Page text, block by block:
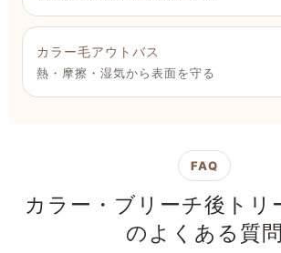
カラー毛アウトバス
熱・摩擦・湿気から表面を守る
FAQ
カラー・ブリーチ後トリ
のよくある質問